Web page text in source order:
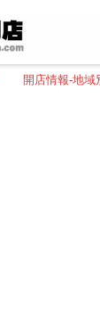
開店情報-地域